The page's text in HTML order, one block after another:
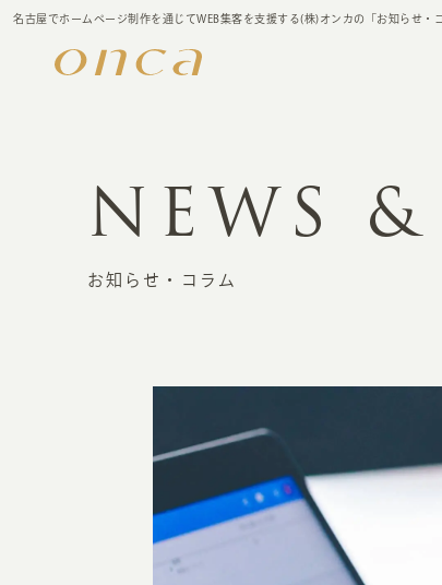
名古屋でホームページ制作を通じてWEB集客を支援する(株)オンカの「お知らせ・
NEWS
お知らせ・コラム